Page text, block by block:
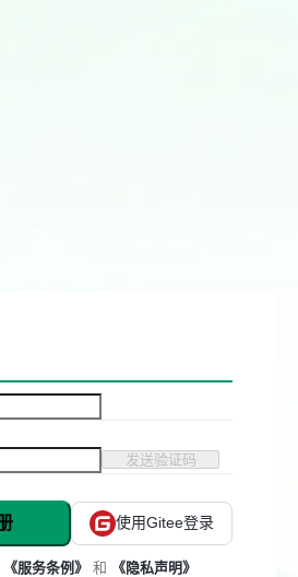
发送验证码
使用Gitee登录
《服务条例》 和 《隐私声明》